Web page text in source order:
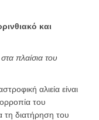
και
πλαίσια του
αλιεία είναι
του
τη διατήρηση του